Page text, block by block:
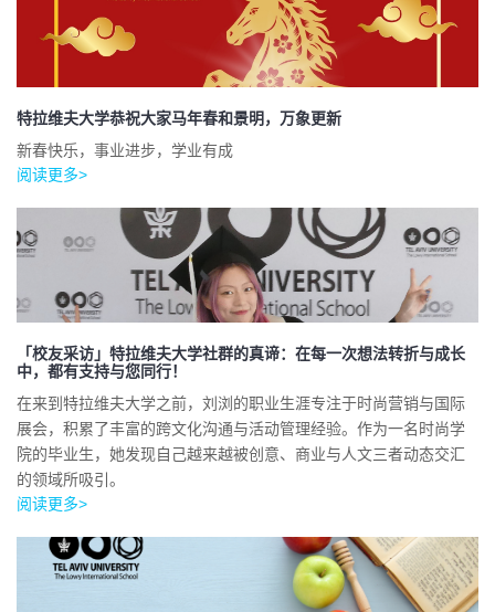
特拉维夫大学恭祝大家马年春和景明，万象更新
新春快乐，事业进步，学业有成
阅读更多>
「校友采访」特拉维夫大学社群的真谛：在每一次想法转折与成长
中，都有支持与您同行！
在来到特拉维夫大学之前，刘浏的职业生涯专注于时尚营销与国际
展会，积累了丰富的跨文化沟通与活动管理经验。作为一名时尚学
院的毕业生，她发现自己越来越被创意、商业与人文三者动态交汇
的领域所吸引。
阅读更多>